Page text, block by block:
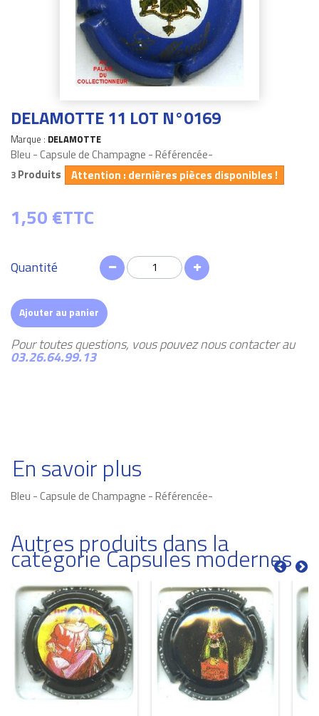
DELAMOTTE 11 LOT N°0169
Marque : DELAMOTTE
Bleu - Capsule de Champagne - Référencée-
3 Produits Attention : dernières pièces disponibles !
1,50 €TTC
Quantité
Ajouter au panier
Pour toutes questions, vous pouvez nous contacter au
03.26.64.99.13
En savoir plus
Bleu - Capsule de Champagne - Référencée-
Autres produits dans la
catégorie Capsules modernes